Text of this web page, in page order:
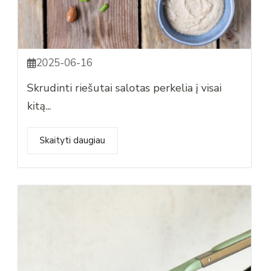
2025-06-16
Skrudinti riešutai salotas perkelia į visai
kitą...
Skaityti daugiau